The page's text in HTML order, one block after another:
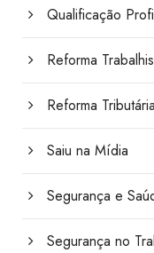
Qualificação
Reforma
Reforma Tributária
Saiu na Mídia
Segurança e
Segurança no